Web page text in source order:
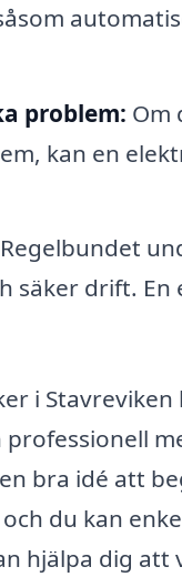
problem: Om
kan en
Regelbundet
säker drift.
i
bra idé att
du kan
hjälpa dig